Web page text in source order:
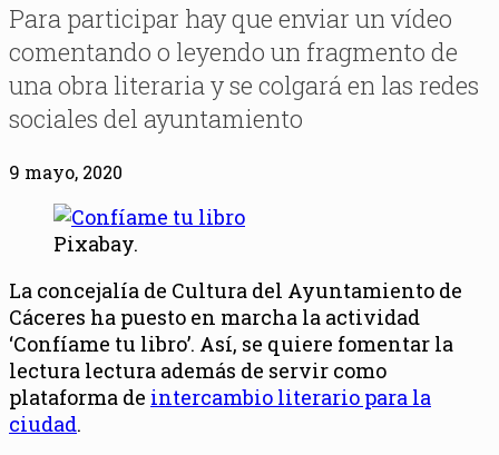
Para participar hay que enviar un vídeo
comentando o leyendo un fragmento de
una obra literaria y se colgará en las redes
sociales del ayuntamiento
9 mayo, 2020
Pixabay.
La concejalía de Cultura del Ayuntamiento de
Cáceres ha puesto en marcha la actividad
‘Confíame tu libro’. Así, se quiere fomentar la
lectura lectura además de servir como
plataforma de intercambio literario para la
ciudad.